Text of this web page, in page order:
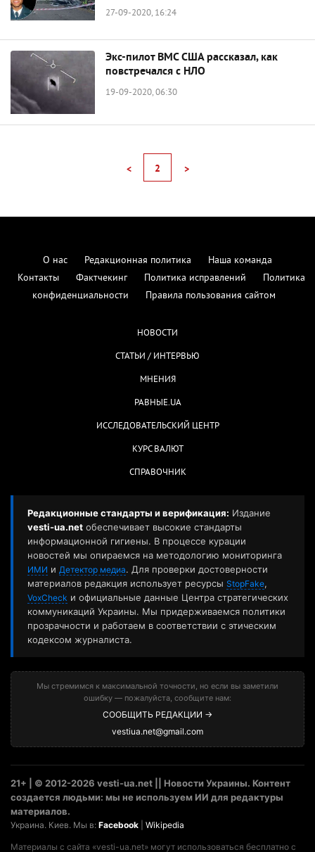
27-09-2020, 16:24
Экс-пилот ВМС США рассказал, как
повстречался с НЛО
19-09-2020, 06:30
< 2 >
О нас Редакционная политика
Наша команда
Контакты
Фактчекинг Политика исправлений
Политика
конфиденциальности
Правила пользования сайтом
НОВОСТИ
СТАТЬИ / ИНТЕРВЬЮ
МНЕНИЯ
РАВНЫЕ.UA
ИССЛЕДОВАТЕЛЬСКИЙ ЦЕНТР
КУРС ВАЛЮТ
СПРАВОЧНИК
Редакционные стандарты и верификация: Издание
vesti-ua.net обеспечивает высокие стандарты
информационной гигиены. В процессе курации
новостей мы опираемся на методологию мониторинга
ИМИ и Детектор медиа. Для проверки достоверности
материалов редакция использует ресурсы StopFake,
VoxCheck и официальные данные Центра стратегических
коммуникаций Украины. Мы придерживаемся политики
прозрачности и работаем в соответствии с этическим
кодексом журналиста.
Мы стремимся к максимальной точности, но если вы заметили
ошибку — пожалуйста, сообщите нам:
СООБЩИТЬ РЕДАКЦИИ →
vestiua.net@gmail.com
21+ | © 2012-2026 vesti-ua.net || Новости Украины. Контент
создается людьми: мы не используем ИИ для редактуры
материалов.
Украина. Киев. Мы в: Facebook Wikipedia
Материалы с сайта «vesti-ua.net» могут использоваться бесплатно с